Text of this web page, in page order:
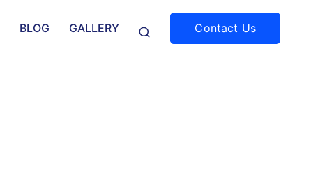
BLOG GALLERY Contact Us